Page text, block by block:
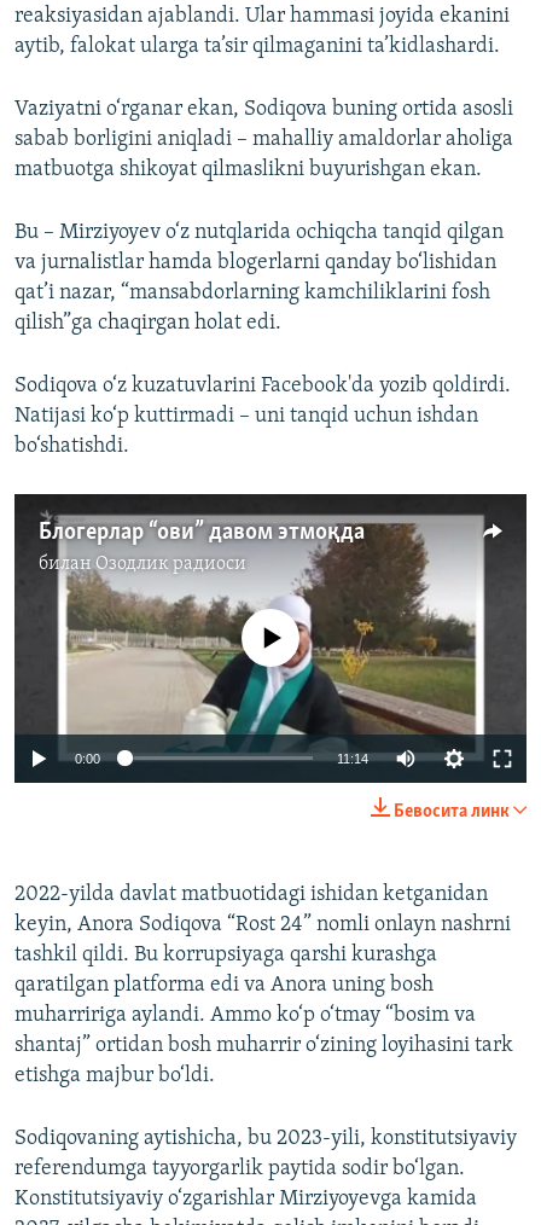
reaksiyasidan ajablandi. Ular hammasi joyida ekanini
aytib, falokat ularga ta’sir qilmaganini ta’kidlashardi.
Vaziyatni o‘rganar ekan, Sodiqova buning ortida asosli
sabab borligini aniqladi – mahalliy amaldorlar aholiga
matbuotga shikoyat qilmaslikni buyurishgan ekan.
Bu – Mirziyoyev o‘z nutqlarida ochiqcha tanqid qilgan
va jurnalistlar hamda blogerlarni qanday bo‘lishidan
qat’i nazar, “mansabdorlarning kamchiliklarini fosh
qilish”ga chaqirgan holat edi.
Sodiqova o‘z kuzatuvlarini Facebook'da yozib qoldirdi.
Natijasi ko‘p kuttirmadi – uni tanqid uchun ishdan
bo‘shatishdi.
Блогерлар “ови” давом этмоқда
билан Озодлик радиоси
720p 1080p
Айни дамда медиа-манба мавжуд эмас
0:00 11:14 Auto
720p
1080p
Бевосита линк
2022-yilda davlat matbuotidagi ishidan ketganidan
keyin, Anora Sodiqova “Rost 24” nomli onlayn nashrni
tashkil qildi. Bu korrupsiyaga qarshi kurashga
qaratilgan platforma edi va Anora uning bosh
muharririga aylandi. Ammo ko‘p o‘tmay “bosim va
shantaj” ortidan bosh muharrir o‘zining loyihasini tark
etishga majbur bo‘ldi.
Sodiqovaning aytishicha, bu 2023-yili, konstitutsiyaviy
referendumga tayyorgarlik paytida sodir bo‘lgan.
Konstitutsiyaviy o‘zgarishlar Mirziyoyevga kamida